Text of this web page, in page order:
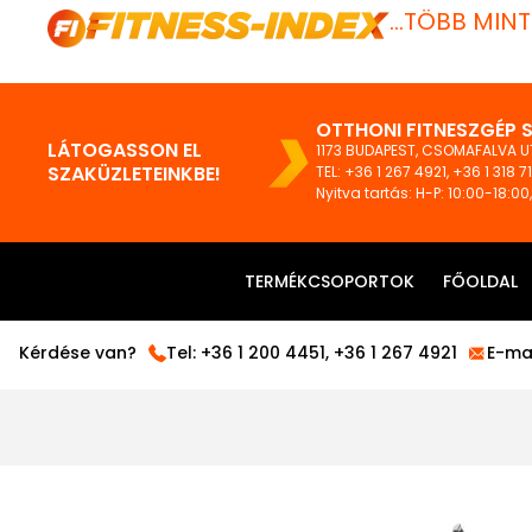
...TÖBB
LÁTOGASSON EL
SZAKÜZLETEINKBE!
OTTHONI FITNESZGÉP
1173 BUDAPEST, CSOMAFALVA
TEL: +36 1 267 4921, +36 1 318
Nyitva tartás: H-P: 10:00-
TERMÉKCSOPORTOK FŐOLDAL
Kérdése van? Tel: +36 1 200 4451, +36 1 267 4921 E-